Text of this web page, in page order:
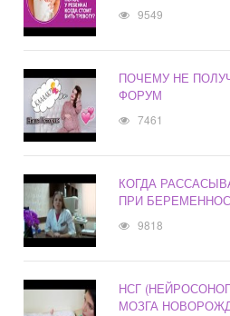
9549
ПОЧЕМУ НЕ
ФОРУМ
7461
КОГДА
ПРИ
9818
НСГ
МОЗГА